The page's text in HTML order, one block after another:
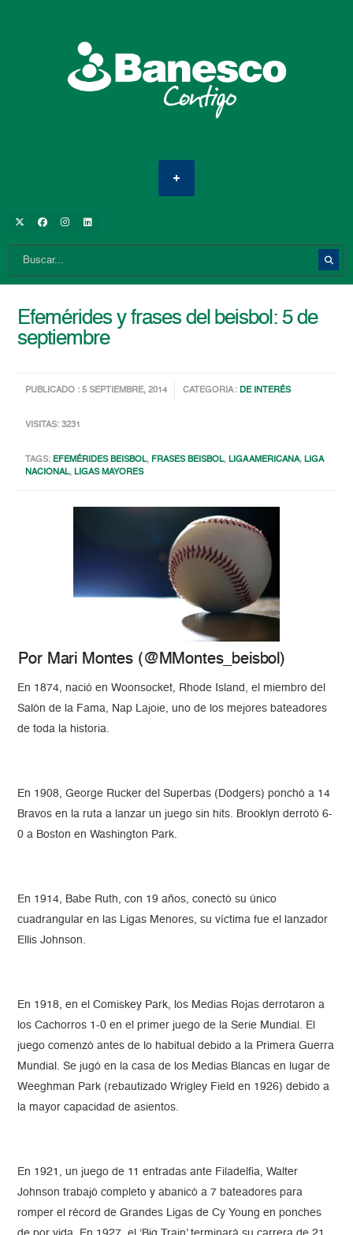
Efemérides y frases del beisbol: 5 de
septiembre
PUBLICADO : 5 SEPTIEMBRE, 2014 CATEGORIA :DE INTERÉS
VISITAS: 3231
TAGS: EFEMÉRIDES BEISBOL, FRASES BEISBOL,LIGA AMERICANA,LIGA
NACIONAL,LIGAS MAYORES
Por Mari Montes (@MMontes_beisbol)
En 1874, nació en Woonsocket, Rhode Island, el miembro del
Salón de la Fama, Nap Lajoie, uno de los mejores bateadores
de toda la historia.
En 1908, George Rucker del Superbas (Dodgers) ponchó a 14
Bravos en la ruta a lanzar un juego sin hits. Brooklyn derrotó 6-
0 a Boston en Washington Park.
En 1914, Babe Ruth, con 19 años, conectó su único
cuadrangular en las Ligas Menores, su víctima fue el lanzador
Ellis Johnson.
En 1918, en el Comiskey Park, los Medias Rojas derrotaron a
los Cachorros 1-0 en el primer juego de la Serie Mundial. El
juego comenzó antes de lo habitual debido a la Primera Guerra
Mundial. Se jugó en la casa de los Medias Blancas en lugar de
Weeghman Park (rebautizado Wrigley Field en 1926) debido a
la mayor capacidad de asientos.
En 1921, un juego de 11 entradas ante Filadelfia, Walter
Johnson trabajó completo y abanicó a 7 bateadores para
romper el récord de Grandes Ligas de Cy Young en ponches